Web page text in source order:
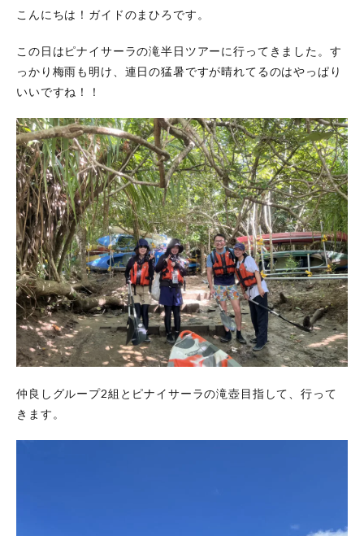
こんにちは！ガイドのまひろです。
この日はピナイサーラの滝半日ツアーに行ってきました。す
っかり梅雨も明け、連日の猛暑ですが晴れてるのはやっぱり
いいですね！！
仲良しグループ2組とピナイサーラの滝壺目指して、行って
きます。